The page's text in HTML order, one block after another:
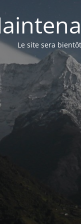
Le site sera